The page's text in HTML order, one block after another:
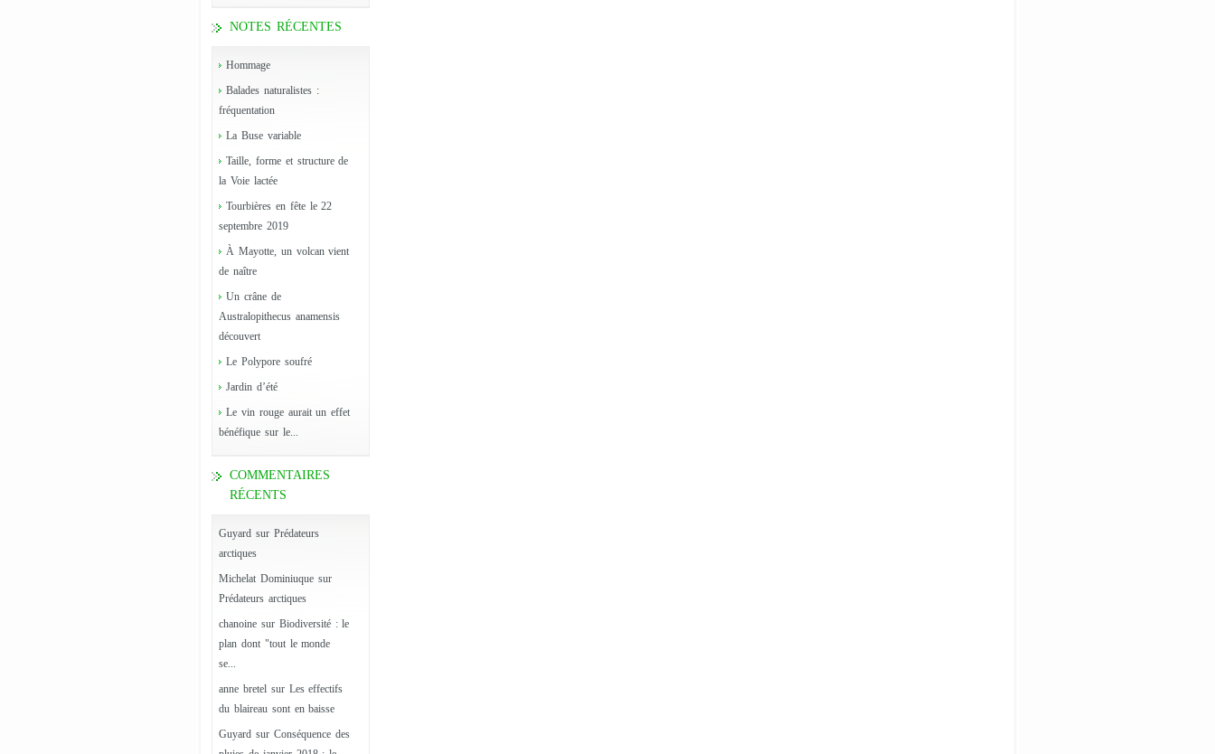
NOTES RÉCENTES
Hommage
Balades naturalistes :
fréquentation
La Buse variable
Taille, forme et structure de
la Voie lactée
Tourbières en fête le 22
septembre 2019
À Mayotte, un volcan vient
de naître
Un crâne de
Australopithecus anamensis
découvert
Le Polypore soufré
Jardin d’été
Le vin rouge aurait un effet
bénéfique sur le...
COMMENTAIRES
RÉCENTS
Guyard sur Prédateurs
arctiques
Michelat Dominiuquesur
Prédateurs arctiques
chanoine sur Biodiversité : le
plan dont "tout le monde
se...
anne bretelsur Les effectifs
du blaireau sont en baisse
Guyard sur Conséquence des